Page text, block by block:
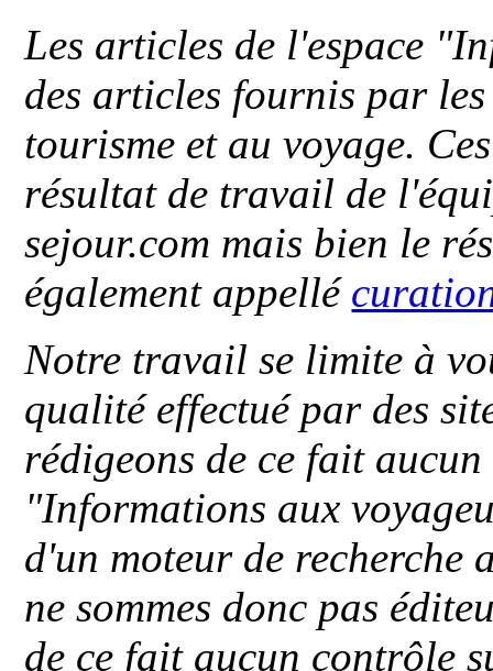
Les articles de l'espace
des articles fournis par
tourisme et au voyage.
résultat de travail de
sejour.com mais bien le
également appellé
Notre travail se limite à
qualité effectué par des
rédigeons de ce fait
"Informations aux
d'un moteur de recherche
ne sommes donc pas
de ce fait aucun contrôle